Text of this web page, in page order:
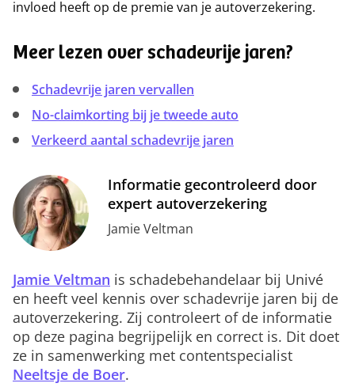
invloed heeft op de premie van je autoverzekering.
Meer lezen over schadevrije jaren?
Schadevrije jaren vervallen
No-claimkorting bij je tweede auto
Verkeerd aantal schadevrije jaren
Informatie gecontroleerd door
expert autoverzekering
Jamie Veltman
Jamie Veltman is schadebehandelaar bij Univé
en heeft veel kennis over schadevrije jaren bij de
autoverzekering. Zij controleert of de informatie
op deze pagina begrijpelijk en correct is. Dit doet
ze in samenwerking met contentspecialist
Neeltsje de Boer.